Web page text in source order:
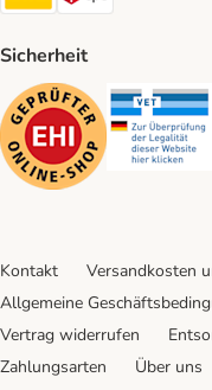
Sicherheit
Security
Kontakt Versandkosten
Allgemeine
Vertrag widerrufen
Zahlungsarten
Über uns